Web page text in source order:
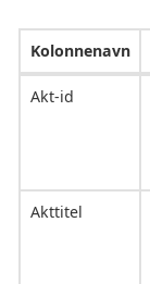
Kolonnenavn
Akt-id
Akttitel